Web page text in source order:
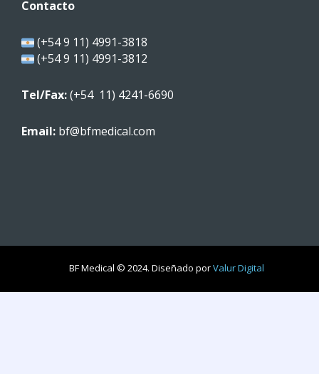
Contacto
(+54 9 11) 4991-3818
(+54 9 11) 4991-3812
Tel/Fax:(+54 11) 4241-6690
Email: bf@bfmedical.com
BF Medical © 2024. Diseñado porValur Digital